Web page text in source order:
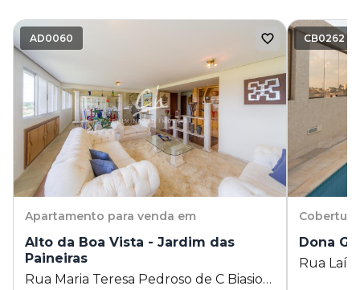
AD0060
Apartamento para venda em
Alto da Boa Vista - Jardim das
Paineiras
Rua Maria Teresa Pedroso de C Biasio
CB0262
Cobertura
Dona
Rua